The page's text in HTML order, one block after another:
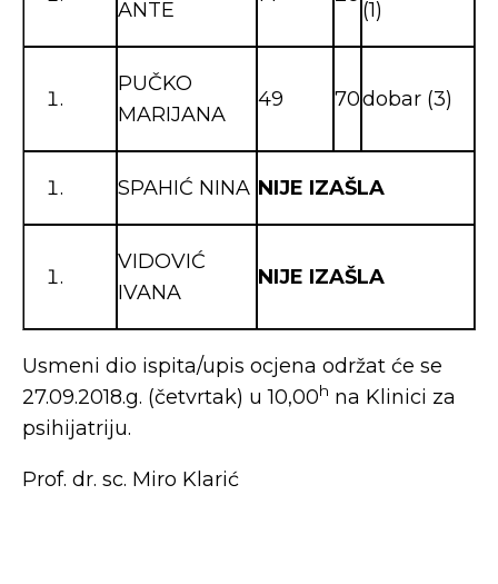
ANTE
(1)
PUČKO
MARIJANA
49 70dobar (3)
SPAHIĆ NINA NIJE IZAŠLA
VIDOVIĆ
IVANA
NIJE IZAŠLA
Usmeni dio ispita/upis ocjena održat će se
27.09.2018.g. (četvrtak) u 10,00h na Klinici za
psihijatriju.
Prof. dr. sc. Miro Klarić